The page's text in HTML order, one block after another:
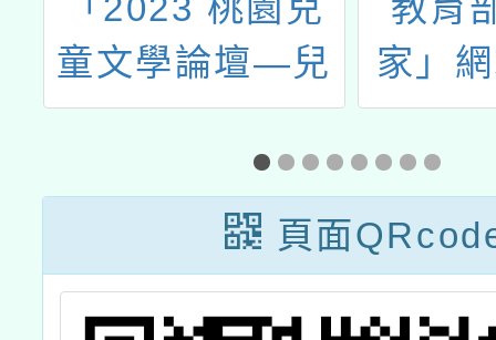
「2023 桃園兒
童文學論壇—兒
少文學中的情感
思辨和語言的力
量」
教育
家」
度徵
育旅
頁面